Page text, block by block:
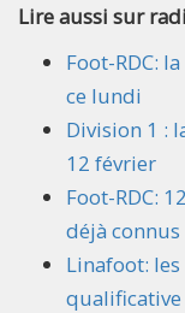
Lire aussi sur
Foot-RDC:
ce lundi
Division 1 :
12 février
Foot-RDC:
déjà connus
Linafoot: